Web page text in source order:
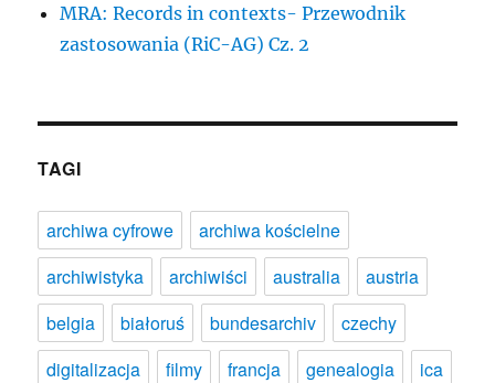
MRA: Records in contexts- Przewodnik
zastosowania (RiC-AG) Cz. 2
TAGI
archiwa cyfrowe
archiwa kościelne
archiwistyka
archiwiści australia
austria
belgia
białoruś bundesarchiv
czechy
digitalizacja
filmy francja genealogia
ica